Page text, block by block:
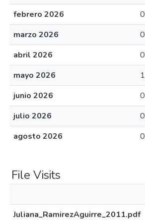
febrero 2026
0
marzo 2026
0
abril 2026
0
mayo 2026
1
junio 2026
0
julio 2026
0
agosto 2026
0
File Visits
Juliana_RamirezAguirre_2011.pdf